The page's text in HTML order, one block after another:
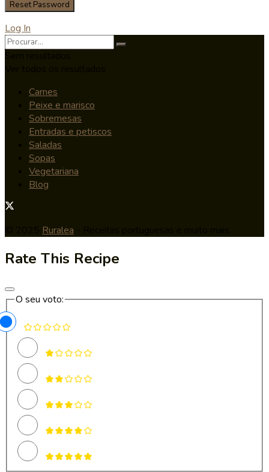
Log In
Carnes
Peixe e marisco
Sobremesas
Entradas e petiscos
Saladas
Sopas
Vegetariana
Blog
Ruralea
Rate This Recipe
O seu voto: